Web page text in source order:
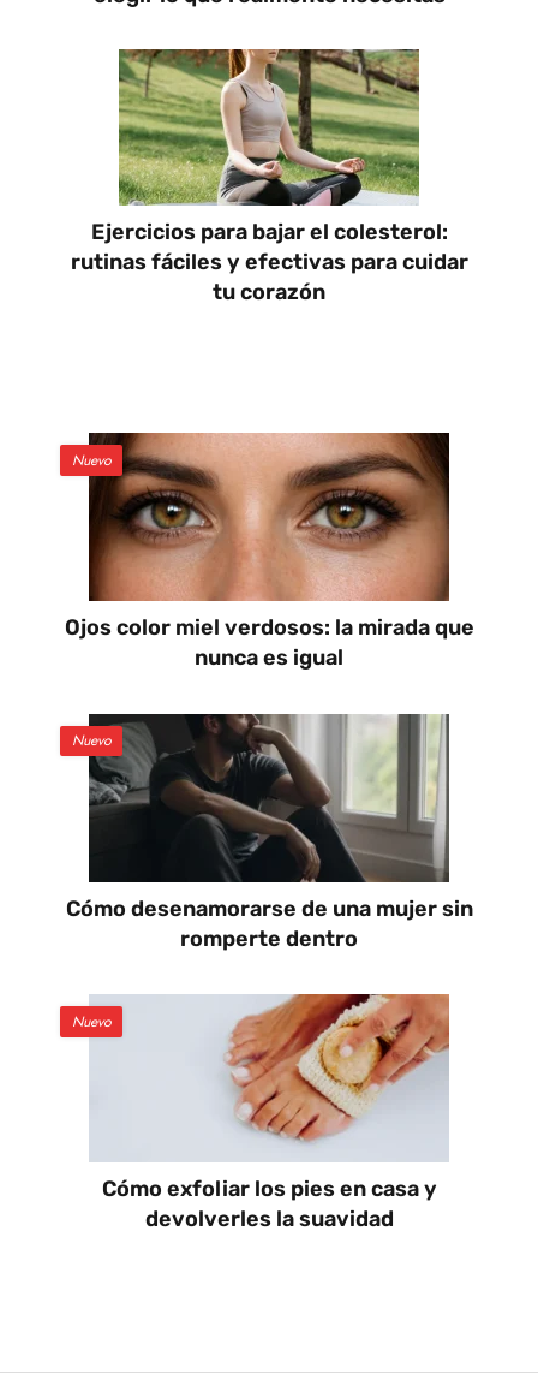
Ejercicios para bajar el colesterol:
rutinas fáciles y efectivas para cuidar
tu corazón
Nuevo
Ojos color miel verdosos: la mirada que
nunca es igual
Nuevo
Cómo desenamorarse de una mujer sin
romperte dentro
Nuevo
Cómo exfoliar los pies en casa y
devolverles la suavidad